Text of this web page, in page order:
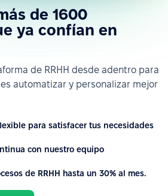
de 1600
ya confían en
de RRHH desde adentro para
automatizar y personalizar mejor
para satisfacer tus necesidades
con nuestro equipo
de RRHH hasta un 30% al mes.